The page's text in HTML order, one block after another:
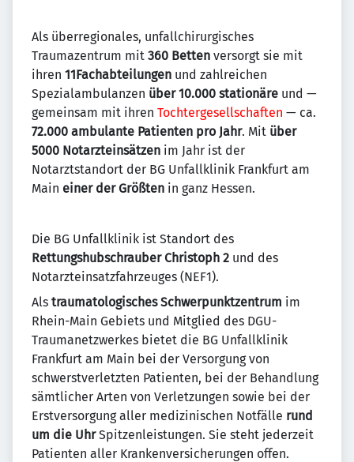
Als überregionales, unfallchirurgisches
Traumazentrum mit 360 Betten versorgt sie mit
ihren 11Fachabteilungen und zahlreichen
Spezialambulanzen über 10.000 stationäre und —
gemeinsam mit ihren Tochtergesellschaften — ca.
72.000 ambulante Patienten pro Jahr. Mit über
5000 Notarzteinsätzen im Jahr ist der
Notarztstandort der BG Unfallklinik Frankfurt am
Main einer der Größten in ganz Hessen.
Die BG Unfallklinik ist Standort des
Rettungshubschrauber Christoph 2 und des
Notarzteinsatzfahrzeuges (NEF1).
Als traumatologisches Schwerpunktzentrum im
Rhein-Main Gebiets und Mitglied des DGU-
Traumanetzwerkes bietet die BG Unfallklinik
Frankfurt am Main bei der Versorgung von
schwerstverletzten Patienten, bei der Behandlung
sämtlicher Arten von Verletzungen sowie bei der
Erstversorgung aller medizinischen Notfälle rund
um die UhrSpitzenleistungen. Sie steht jederzeit
Patienten aller Krankenversicherungen offen.